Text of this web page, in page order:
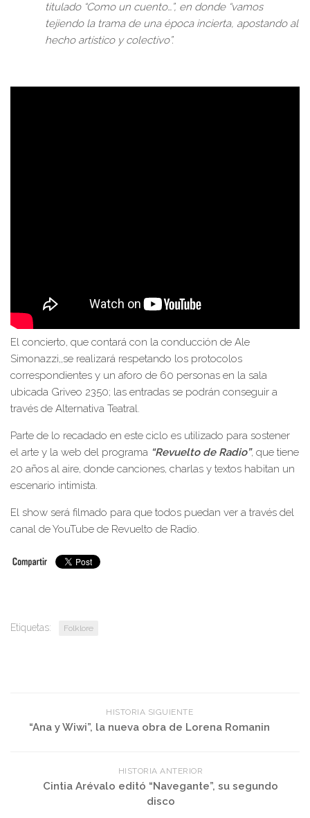
titulado “Como un cuento…”, en donde “vamos
tejiendo la trama de una época incierta, apostando al
hecho artístico y colectivo”.
El concierto, que contará con la conducción de Ale
Simonazzi,,se realizará respetando los protocolos
correspondientes y un aforo de 60 personas en la sala
ubicada Griveo 2350; las entradas se podrán conseguir a
través de Alternativa Teatral.
Parte de lo recadado en este ciclo es utilizado para sostener
el arte y la web del programa “Revuelto de Radio”, que tiene
20 años al aire, donde canciones, charlas y textos habitan un
escenario intimista.
El show será filmado para que todos puedan ver a través del
canal de YouTube de Revuelto de Radio.
Etiquetas: Folklore
HISTORIA SIGUIENTE
“Ana y Wiwi”, la nueva obra de Lorena Romanin
HISTORIA ANTERIOR
Cintia Arévalo editó “Navegante”, su segundo
disco